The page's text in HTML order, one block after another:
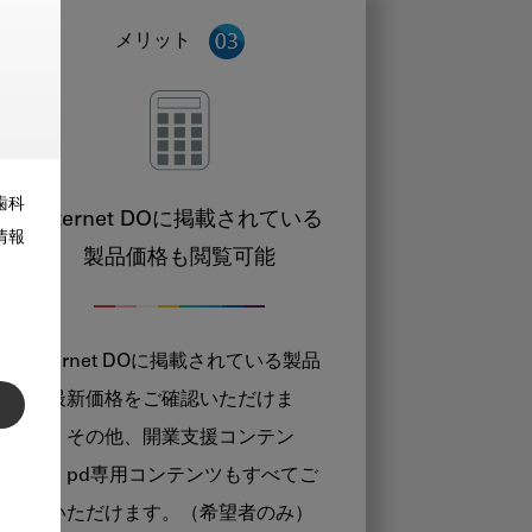
科
報
メリット
Internet DOに掲載されている
製品価格も閲覧可能
Internet DOに掲載されている製品
の最新価格をご確認いただけま
す。その他、開業支援コンテン
ツ、pd専用コンテンツもすべてご
覧いただけます。（希望者のみ）